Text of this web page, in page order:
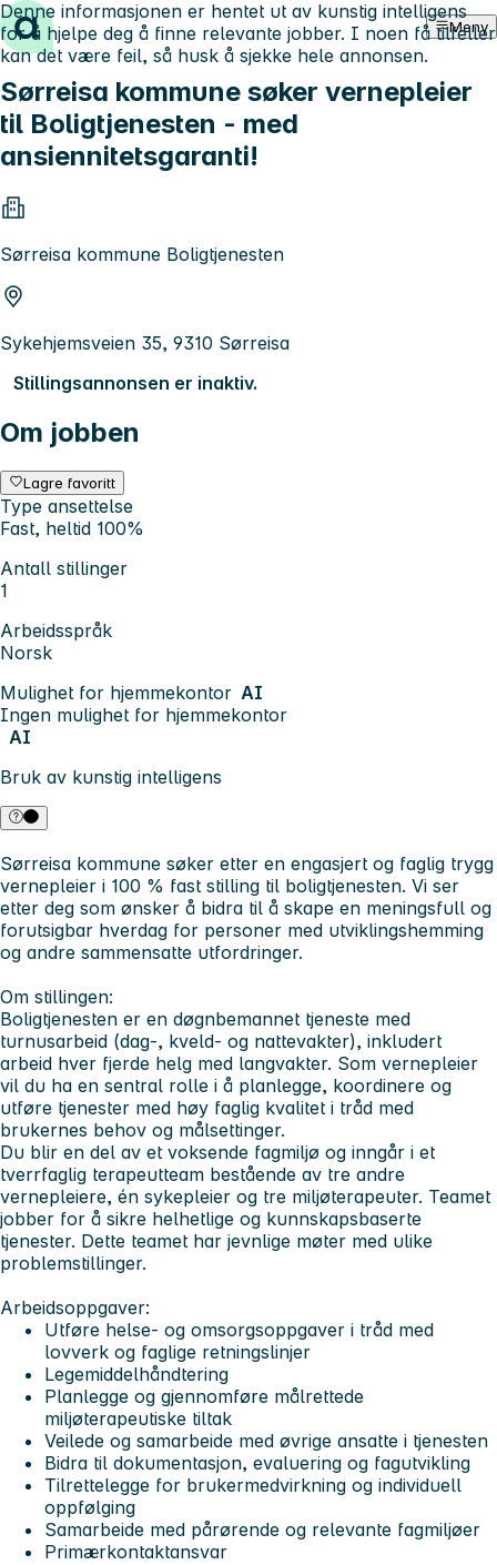
Hopp til innhold Meny
Sørreisa kommune søker vernepleier
til Boligtjenesten - med
ansiennitetsgaranti!
Sørreisa kommune Boligtjenesten
Sykehjemsveien 35, 9310 Sørreisa
Stillingsannonsen er inaktiv.
Om jobben
Lagre favoritt
Type ansettelse
Fast, heltid 100%
Antall stillinger
1
Arbeidsspråk
Norsk
Mulighet for hjemmekontor AI
Ingen mulighet for hjemmekontor
AI
Bruk av kunstig intelligens
Denne informasjonen er hentet ut av kunstig intelligens
for å hjelpe deg å finne relevante jobber. I noen få tilfeller
kan det være feil, så husk å sjekke hele annonsen.
Sørreisa kommune søker etter en engasjert og faglig trygg
vernepleier i 100 % fast stilling til boligtjenesten. Vi ser
etter deg som ønsker å bidra til å skape en meningsfull og
forutsigbar hverdag for personer med utviklingshemming
og andre sammensatte utfordringer.
Om stillingen:
Boligtjenesten er en døgnbemannet tjeneste med
turnusarbeid (dag-, kveld- og nattevakter), inkludert
arbeid hver fjerde helg med langvakter. Som vernepleier
vil du ha en sentral rolle i å planlegge, koordinere og
utføre tjenester med høy faglig kvalitet i tråd med
brukernes behov og målsettinger.
Du blir en del av et voksende fagmiljø og inngår i et
tverrfaglig terapeutteam bestående av tre andre
vernepleiere, én sykepleier og tre miljøterapeuter. Teamet
jobber for å sikre helhetlige og kunnskapsbaserte
tjenester. Dette teamet har jevnlige møter med ulike
problemstillinger.
Arbeidsoppgaver:
Utføre helse- og omsorgsoppgaver i tråd med
lovverk og faglige retningslinjer
Legemiddelhåndtering
Planlegge og gjennomføre målrettede
miljøterapeutiske tiltak
Veilede og samarbeide med øvrige ansatte i tjenesten
Bidra til dokumentasjon, evaluering og fagutvikling
Tilrettelegge for brukermedvirkning og individuell
oppfølging
Samarbeide med pårørende og relevante fagmiljøer
Primærkontaktansvar